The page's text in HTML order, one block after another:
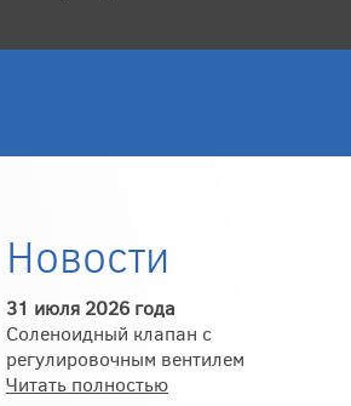
Новости
31 июля 2026 года
Соленоидный клапан с
регулировочным вентилем
Читать полностью